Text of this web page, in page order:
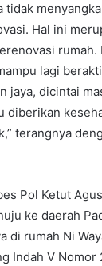
tidak
Hal ini
rumah.
lagi
jaya, dicintai
diberikan
terangnya
Pol Ketut
ke daerah
di rumah Ni
Indah V Nomor